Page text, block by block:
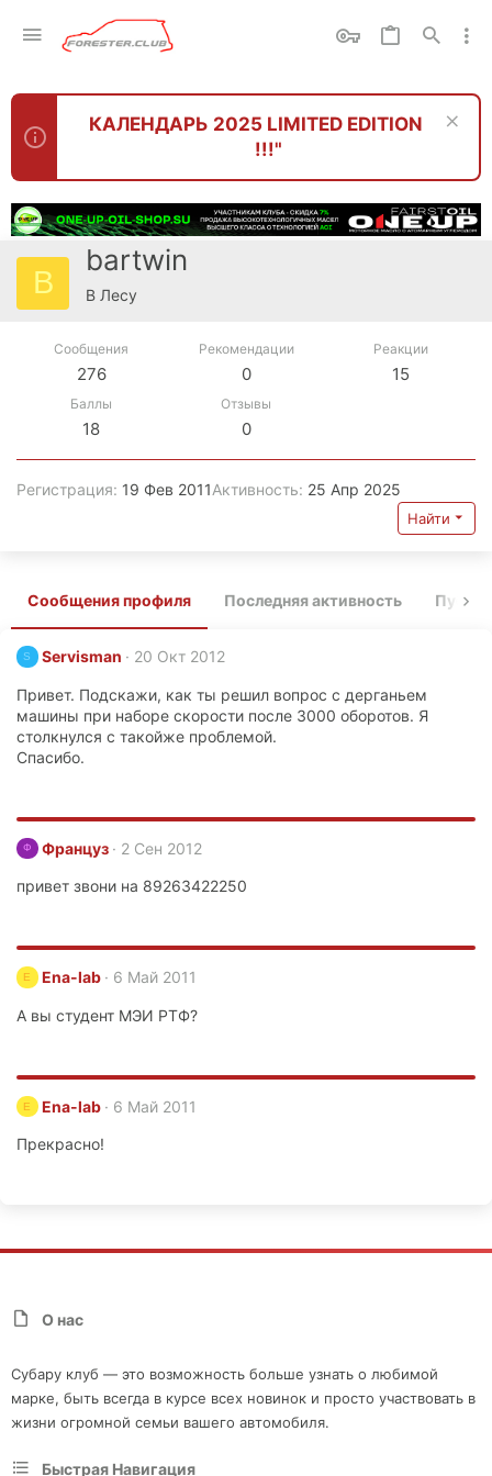
КАЛЕНДАРЬ 2025 LIMITED EDITION
!!!"
B
bartwin
В Лесу
Сообщения
276
Рекомендации
0
Реакции
15
Баллы
18
Отзывы
0
Регистрация 19 Фев 2011Активность 25 Апр 2025
Найти
Сообщения профиля Последняя активность
S Servisman 20 Окт 2012
Привет. Подскажи, как ты решил вопрос с дерганьем
машины при наборе скорости после 3000 оборотов. Я
столкнулся с такойже проблемой.
Спасибо.
Ф Француз 2 Сен 2012
привет звони на 89263422250
E Ena-lab 6 Май 2011
А вы студент МЭИ РТФ?
E Ena-lab 6 Май 2011
Прекрасно!
О нас
Субару клуб — это возможность больше узнать о любимой
марке, быть всегда в курсе всех новинок и просто участвовать в
жизни огромной семьи вашего автомобиля.
Быстрая Навигация